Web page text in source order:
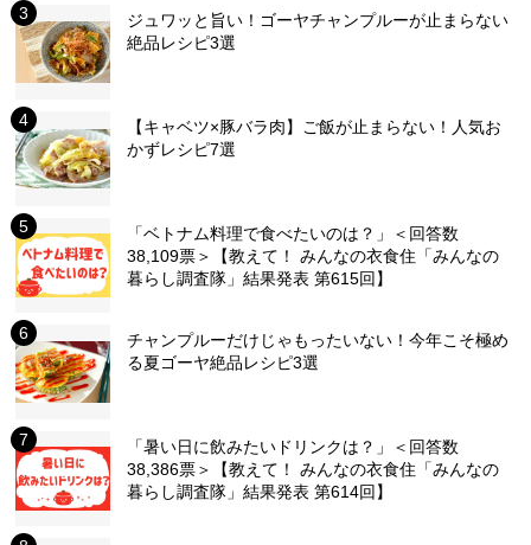
ジュワッと旨い！ゴーヤチャンプルーが止まらない
絶品レシピ3選
【キャベツ×豚バラ肉】ご飯が止まらない！人気お
かずレシピ7選
「ベトナム料理で食べたいのは？」＜回答数
38,109票＞【教えて！ みんなの衣食住「みんなの
暮らし調査隊」結果発表 第615回】
チャンプルーだけじゃもったいない！今年こそ極め
る夏ゴーヤ絶品レシピ3選
「暑い日に飲みたいドリンクは？」＜回答数
38,386票＞【教えて！ みんなの衣食住「みんなの
暮らし調査隊」結果発表 第614回】